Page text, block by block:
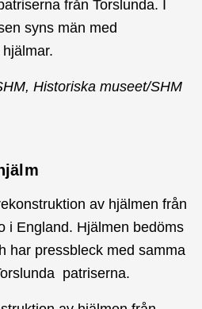
Historiska museet/SHM
av hjälmen från
i England. Hjälmen bedöms
har pressbleck med samma
patriserna.